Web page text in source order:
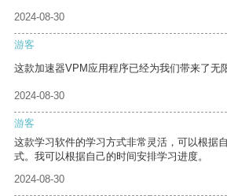
2024-08-30
游客
这款加速器VPM应用程序已经为我们带来了无
2024-08-30
游客
这款学习软件的学习方式非常灵活，可以根据
式。我可以根据自己的时间安排学习进度。
2024-08-30